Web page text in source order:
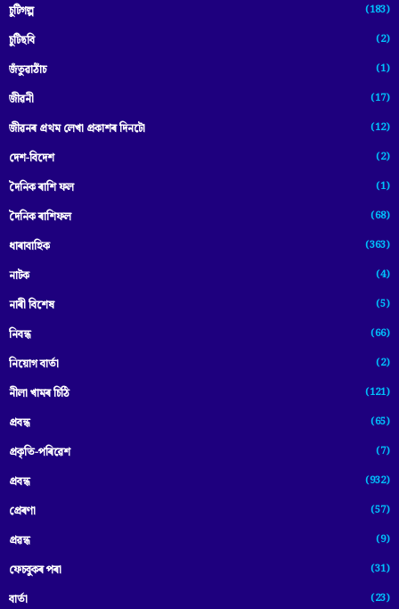
চুটিগল্প (183)
চুটিছবি (2)
জঁতুৱাঠাঁচ (1)
জীৱনী (17)
জীৱনৰ প্ৰথম লেখা প্ৰকাশৰ দিনটো (12)
দেশ-বিদেশ (2)
দৈনিক ৰাশি ফল (1)
দৈনিক ৰাশিফল (68)
ধাৰাবাহিক (363)
নাটক (4)
নাৰী বিশেষ (5)
নিবন্ধ (66)
নিয়োগ বাৰ্তা (2)
নীলা খামৰ চিঠি (121)
প্রবন্ধ (65)
প্ৰকৃতি-পৰিৱেশ (7)
প্ৰবন্ধ (932)
প্ৰেৰণা (57)
প্ৰৱন্ধ (9)
ফেচবুকৰ পৰা (31)
বাৰ্তা (23)